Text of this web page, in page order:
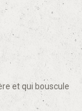
et qui bouscule